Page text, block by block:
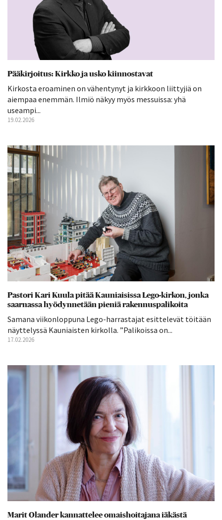
Pääkirjoitus: Kirkko ja usko kiinnostavat
Kirkosta eroaminen on vähentynyt ja kirkkoon liittyjiä on
aiempaa enemmän. Ilmiö näkyy myös messuissa: yhä
useampi...
19.02.2026
Pastori Kari Kuula pitää Kauniaisissa Lego-kirkon, jonka
saarnassa hyödynnetään pieniä rakennuspalikoita
Samana viikonloppuna Lego-harrastajat esittelevät töitään
näyttelyssä Kauniaisten kirkolla. ”Palikoissa on...
17.02.2026
Marit Olander kannattelee omaishoitajana iäkästä